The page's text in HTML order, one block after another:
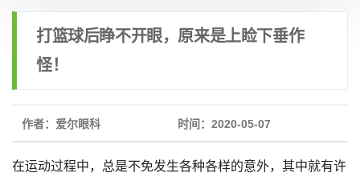
打篮球后睁不开眼，原来是上睑下垂作
怪！
作者：爱尔眼科 时间：2020-05-07
在运动过程中，总是不免发生各种各样的意外，其中就有许